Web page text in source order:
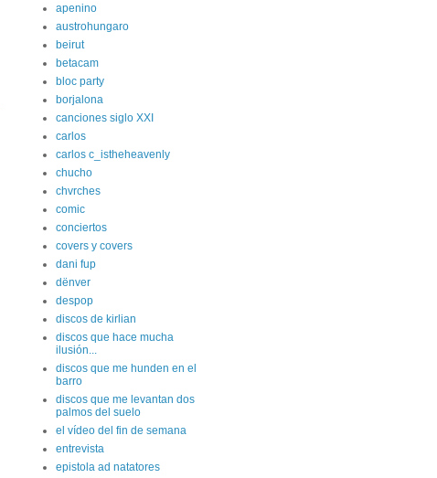
apenino
austrohungaro
beirut
betacam
bloc party
borjalona
canciones siglo XXI
carlos
carlos c_istheheavenly
chucho
chvrches
comic
conciertos
covers y covers
dani fup
dënver
despop
discos de kirlian
discos que hace mucha
ilusión...
discos que me hunden en el
barro
discos que me levantan dos
palmos del suelo
el vídeo del fin de semana
entrevista
epistola ad natatores